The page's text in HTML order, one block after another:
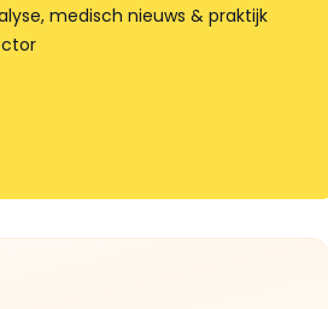
medisch nieuws & praktijk